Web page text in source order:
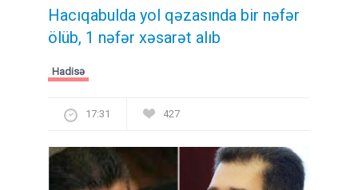
Hacıqabulda yol qəzasında bir nəfər
ölüb, 1 nəfər xəsarət alıb
Hadisə
17:31 427